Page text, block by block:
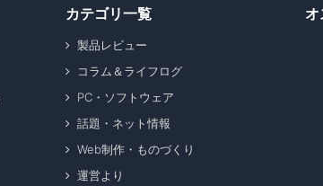
カテゴリ一覧
製品レビュー
コラム＆ライフログ
PC・ソフトウェア
話題・ネット情報
Web制作・ものづくり
運営より